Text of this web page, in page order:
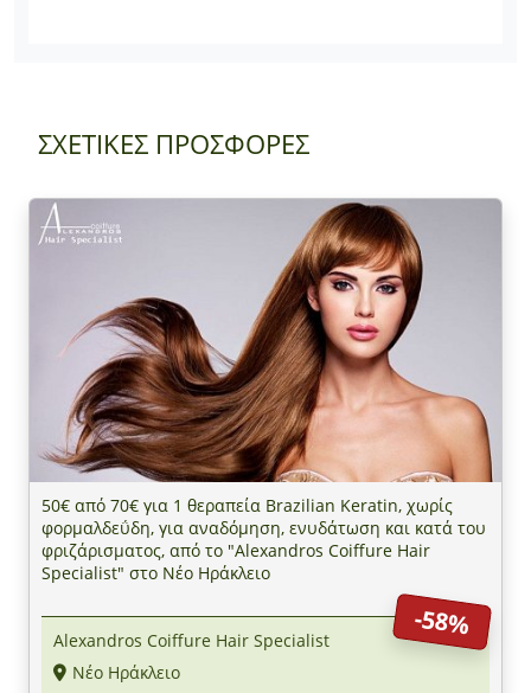
ΣΧΕΤΙΚΕΣ ΠΡΟΣΦΟΡΕΣ
50€ από 70€ για 1 θεραπεία Brazilian Keratin, χωρίς
φορμαλδεΰδη, για αναδόμηση, ενυδάτωση και κατά του
φριζάρισματος, από το "Alexandros Coiffure Hair
Specialist" στο Νέο Ηράκλειο
-58%
Alexandros Coiffure Hair Specialist
Νέο Ηράκλειο